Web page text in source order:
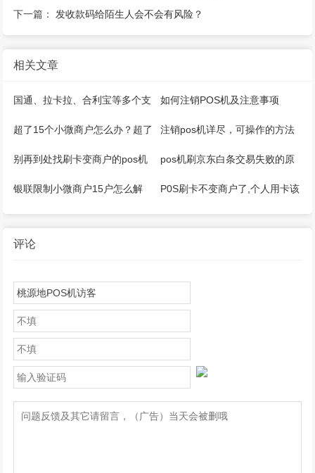
下一篇： 发收款码给陌生人会不会有风险？
相关文章
国通、拉卡拉、合利宝等多个支
付公司推出微智能pos机
如何注销POS机及注意事项
超了15个小微商户怎么办？超了
5家收单机构怎么办？
注销pos机详尽，可操作的方法
来了
别再到处找刷卡变商户的pos机
器了
pos机刷京东白条交易失败的原
因是什么
银联限制小微商户15户怎么解
P0S刷卡不变商户了,个人用卡该
评论